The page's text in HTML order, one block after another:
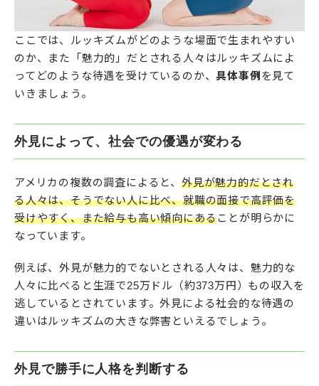
ここでは、ルッキズムがどのような場面で生まれやすい
のか、また「魅力的」だとされる人々はルッキズムによ
ってどのような待遇を受けているのか、具体事例 を見て
いきましょう。
外見によって、社会での優遇が変わる
アメリカの複数の調査によると、外見が魅力的だとされ
る人々は、そうでない人に比べ、就職の面接で高評価を
受けやすく、また給与も高い傾向にあることが明らかに
なっています。
例えば、外見が魅力的でないとされる人々は、魅力的な
人々に比べると生涯で25万ドル（約373万円）もの収入を
逃しているとされています。外見による社会的な待遇の
違いはルッキズムの大きな弊害といえるでしょう。
外見で勝手に人格を判断する